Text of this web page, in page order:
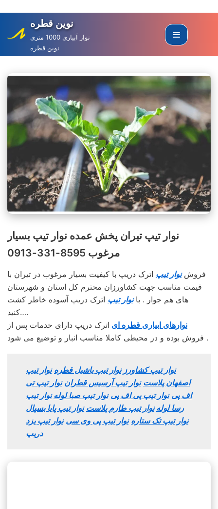
to
content
نوین قطره
نوار آبیاری 1000 متری
نوین قطره
نوار تیپ تیران پخش عمده نوار تیپ بسیار
مرغوب 8595-331-0913
فروشنوار تیپ اترک دریپ با کیفیت بسیار مرغوب در تیران با
قیمت مناسب جهت کشاورزان محترم کل استان و شهرستان
های هم جوار . بانوار تیپ اترک دریپ آسوده خاطر کشت
کنید….
نوارهای ابیاری قطره ای اترک دریپ دارای خدمات پس از
فروش بوده و در محیطی کاملا مناسب انبار و توضیع می شود .
نوار تیپ کشاورز نوار تیپ یاشیل قطره نوار تیپ
اصفهان پلاست نوار تیپ آرسیس قطران نوار تیپ تی
اف پی نوار تیپ پی اف پی نوار تیپ صبا لوله نوار تیپ
رسا لوله نوار تیپ طارم پلاست نوار تیپ پایا بسپال
نوار تیپ تک ستاره نوار تیپ پی وی سی نوار تیپ یزد
دریپ